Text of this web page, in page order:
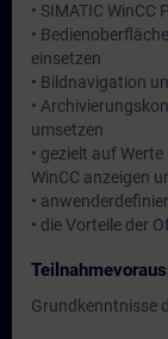
• SIMATIC
•
einsetzen
• Bildnavigation
•
umsetzen
• gezielt auf
WinCC anzeigen
•
• die Vorteile der
Grundkenntnisse